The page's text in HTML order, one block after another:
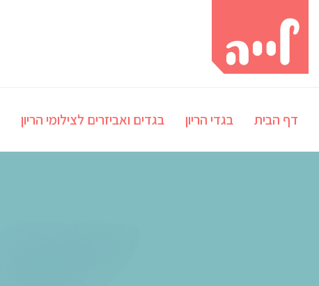
דף הבית בגדי הריון בגדים ואביזרים לצילומי הריון